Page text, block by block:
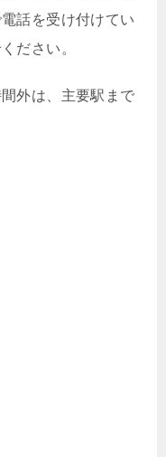
話を受け付けてい
ださい。
外は、主要駅まで